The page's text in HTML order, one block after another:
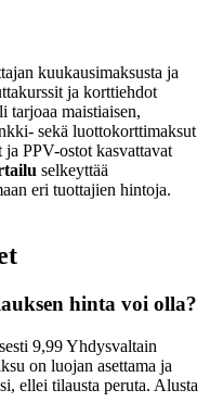
kuukausimaksusta ja
ja korttiehdot
tarjoaa maistiaisen,
sekä luottokorttimaksut
PPV-ostot kasvattavat
selkeyttää
eri tuottajien hintoja.
hinta voi olla?
9,99 Yhdysvaltain
on luojan asettama ja
ellei tilausta peruta. Alusta